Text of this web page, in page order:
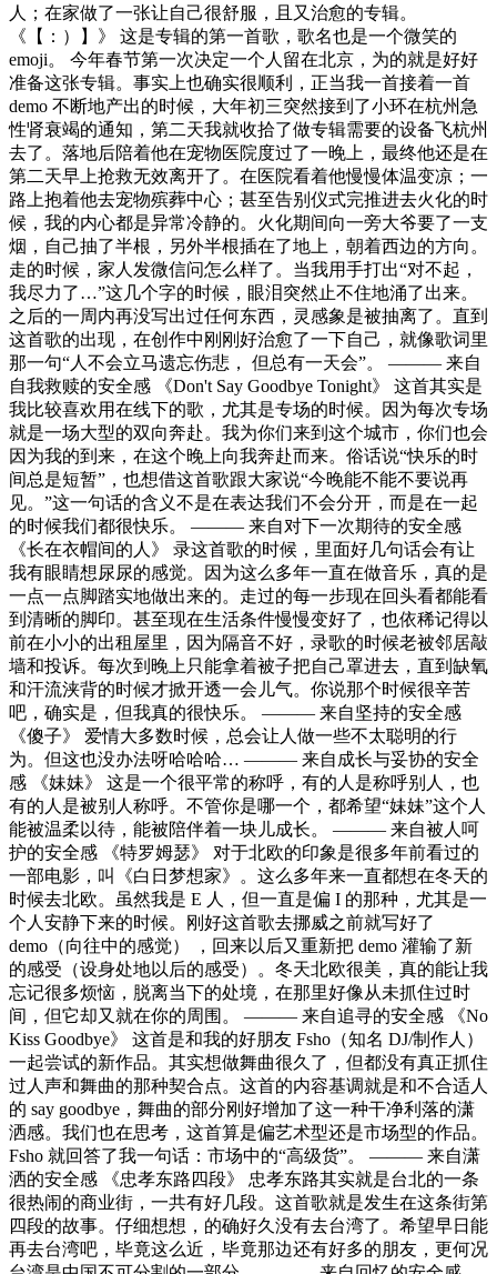
人；在家做了一张让自己很舒服，且又治愈的专辑。
《【：）】》 这是专辑的第一首歌，歌名也是一个微笑的
emoji。 今年春节第一次决定一个人留在北京，为的就是好好
准备这张专辑。事实上也确实很顺利，正当我一首接着一首
demo 不断地产出的时候，大年初三突然接到了小环在杭州急
性肾衰竭的通知，第二天我就收拾了做专辑需要的设备飞杭州
去了。落地后陪着他在宠物医院度过了一晚上，最终他还是在
第二天早上抢救无效离开了。在医院看着他慢慢体温变凉；一
路上抱着他去宠物殡葬中心；甚至告别仪式完推进去火化的时
候，我的内心都是异常冷静的。火化期间向一旁大爷要了一支
烟，自己抽了半根，另外半根插在了地上，朝着西边的方向。
走的时候，家人发微信问怎么样了。当我用手打出“对不起，
我尽力了…”这几个字的时候，眼泪突然止不住地涌了出来。
之后的一周内再没写出过任何东西，灵感象是被抽离了。直到
这首歌的出现，在创作中刚刚好治愈了一下自己，就像歌词里
那一句“人不会立马遗忘伤悲， 但总有一天会”。 ——— 来自
自我救赎的安全感 《Don't Say Goodbye Tonight》 这首其实是
我比较喜欢用在线下的歌，尤其是专场的时候。因为每次专场
就是一场大型的双向奔赴。我为你们来到这个城市，你们也会
因为我的到来，在这个晚上向我奔赴而来。俗话说“快乐的时
间总是短暂”，也想借这首歌跟大家说“今晚能不能不要说再
见。”这一句话的含义不是在表达我们不会分开，而是在一起
的时候我们都很快乐。 ——— 来自对下一次期待的安全感
《长在衣帽间的人》 录这首歌的时候，里面好几句话会有让
我有眼睛想尿尿的感觉。因为这么多年一直在做音乐，真的是
一点一点脚踏实地做出来的。走过的每一步现在回头看都能看
到清晰的脚印。甚至现在生活条件慢慢变好了，也依稀记得以
前在小小的出租屋里，因为隔音不好，录歌的时候老被邻居敲
墙和投诉。每次到晚上只能拿着被子把自己罩进去，直到缺氧
和汗流浃背的时候才掀开透一会儿气。你说那个时候很辛苦
吧，确实是，但我真的很快乐。 ——— 来自坚持的安全感
《傻子》 爱情大多数时候，总会让人做一些不太聪明的行
为。但这也没办法呀哈哈哈… ——— 来自成长与妥协的安全
感 《妹妹》 这是一个很平常的称呼，有的人是称呼别人，也
有的人是被别人称呼。不管你是哪一个，都希望“妹妹”这个人
能被温柔以待，能被陪伴着一块儿成长。 ——— 来自被人呵
护的安全感 《特罗姆瑟》 对于北欧的印象是很多年前看过的
一部电影，叫《白日梦想家》。这么多年来一直都想在冬天的
时候去北欧。虽然我是 E 人，但一直是偏 I 的那种，尤其是一
个人安静下来的时候。刚好这首歌去挪威之前就写好了
demo（向往中的感觉） ，回来以后又重新把 demo 灌输了新
的感受（设身处地以后的感受）。冬天北欧很美，真的能让我
忘记很多烦恼，脱离当下的处境，在那里好像从未抓住过时
间，但它却又就在你的周围。 ——— 来自追寻的安全感 《No
Kiss Goodbye》 这首是和我的好朋友 Fsho（知名 DJ/制作人）
一起尝试的新作品。其实想做舞曲很久了，但都没有真正抓住
过人声和舞曲的那种契合点。这首的内容基调就是和不合适人
的 say goodbye，舞曲的部分刚好增加了这一种干净利落的潇
洒感。我们也在思考，这首算是偏艺术型还是市场型的作品。
Fsho 就回答了我一句话：市场中的“高级货”。 ——— 来自潇
洒的安全感 《忠孝东路四段》 忠孝东路其实就是台北的一条
很热闹的商业街，一共有好几段。这首歌就是发生在这条街第
四段的故事。仔细想想，的确好久没有去台湾了。希望早日能
再去台湾吧，毕竟这么近，毕竟那边还有好多的朋友，更何况